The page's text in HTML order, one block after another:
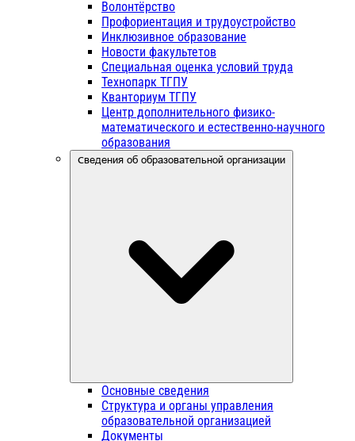
Волонтёрство
Профориентация и трудоустройство
Инклюзивное образование
Новости факультетов
Специальная оценка условий труда
Технопарк ТГПУ
Кванториум ТГПУ
Центр дополнительного физико-
математического и естественно-научного
образования
Сведения об образовательной организации
Основные сведения
Структура и органы управления
образовательной организацией
Документы